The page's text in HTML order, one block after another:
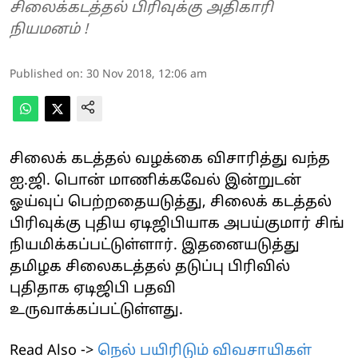
சிலைக்கடத்தல் பிரிவுக்கு அதிகாரி
நியமனம் !
Published on: 30 Nov 2018, 12:06 am
சிலைக் கடத்தல் வழக்கை விசாரித்து வந்த
ஐ.ஜி. பொன் மாணிக்கவேல் இன்றுடன்
ஓய்வுப் பெற்றதையடுத்து, சிலைக் கடத்தல்
பிரிவுக்கு புதிய ஏடிஜிபியாக அபய்குமார் சிங்
நியமிக்கப்பட்டுள்ளார். இதனையடுத்து
தமிழக சிலைகடத்தல் தடுப்பு பிரிவில்
புதிதாக ஏடிஜிபி பதவி
உருவாக்கப்பட்டுள்ளது.
Read Also -> நெல் பயிரிடும் விவசாயிகள்